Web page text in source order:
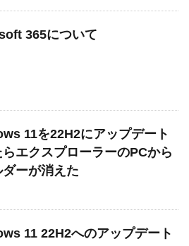
365について
11を22H2にアップデート
らエクスプローラーのPCから
ダーが消えた
11 22H2へのアップデート